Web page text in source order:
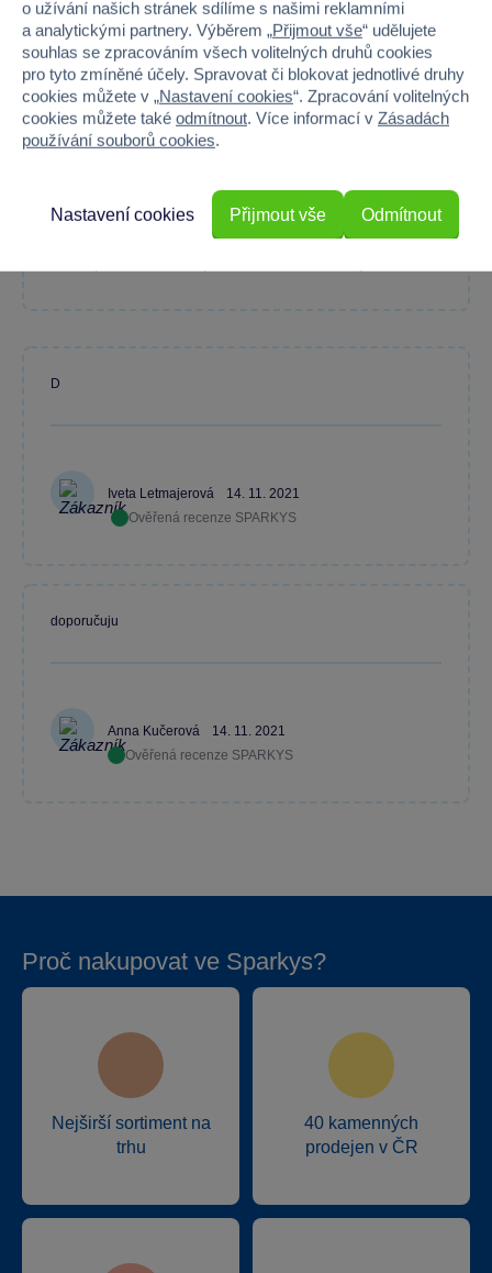
90 %
Průměr z 10 hodnocení
100 % zákazníků doporučuje
Máte zkušenost s tímto zbožím?
Iveta Letmajerová
14. 11. 2021
Ověřená recenze SPARKYS
D
Anna Kučerová
14. 11. 2021
Ověřená recenze SPARKYS
doporučuju
Proč nakupovat ve Sparkys?
Nejširší sortiment na
trhu
40 kamenných
prodejen v ČR
o užívání našich stránek sdílíme s našimi reklamními
a analytickými partnery. Výběrem „Přijmout vše“ udělujete
souhlas se zpracováním všech volitelných druhů cookies
pro tyto zmíněné účely. Spravovat či blokovat jednotlivé druhy
cookies můžete v „Nastavení cookies“. Zpracování volitelných
cookies můžete také odmítnout. Více informací v Zásadách
používání souborů cookies.
Odmítnout
Nastavení cookies Přijmout vše